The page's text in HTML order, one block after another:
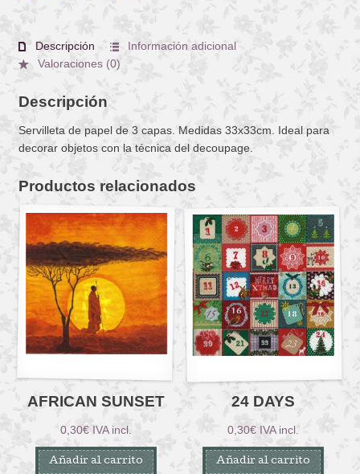
Descripción
Información adicional
Valoraciones (0)
Descripción
Servilleta de papel de 3 capas. Medidas 33x33cm. Ideal para
decorar objetos con la técnica del decoupage.
Productos relacionados
AFRICAN SUNSET
0,30€ IVA incl.
Añadir al carrito
24 DAYS
0,30€ IVA incl.
Añadir al carrito